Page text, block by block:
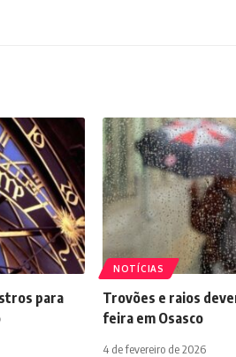
para
NOTÍCIAS
Trovões e raios
feira em Osasco
4 de fevereiro de 2026